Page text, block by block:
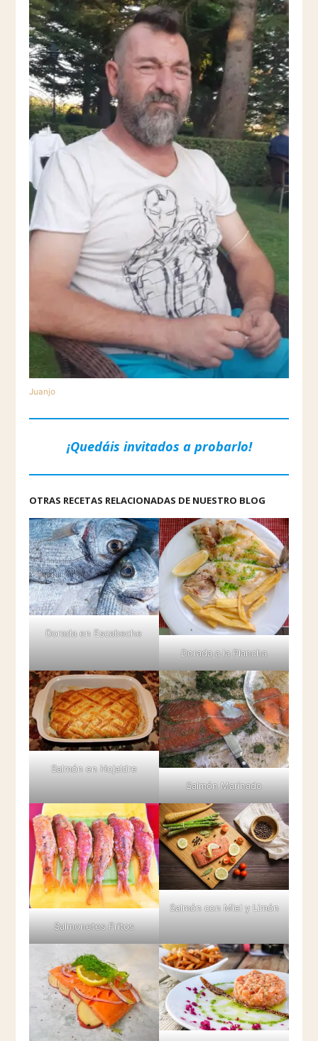
Juanjo
¡Quedáis invitados a probarlo!
OTRAS RECETAS RELACIONADAS DE NUESTRO BLOG
Dorada en Escabeche
Dorada a la Plancha
Salmón en Hojaldre
Salmón Marinado
Salmonetes Fritos
Salmón con Miel y Limón